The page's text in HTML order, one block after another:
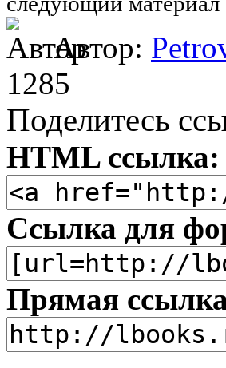
Автор:
1285
Поделитесь
HTML ссылка:
Ссылка для
Прямая